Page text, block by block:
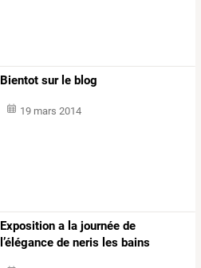
Bientot sur le blog
19 mars 2014
Exposition a la journée de
l’élégance de neris les bains